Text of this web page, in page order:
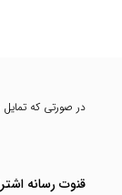
در صورتی که تمایل
قنوت رسانه